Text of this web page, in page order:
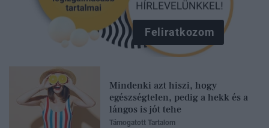
Feliratkozom
Mindenki azt hiszi, hogy
egészségtelen, pedig a hekk és a
lángos is jót tehe
Támogatott Tartalom